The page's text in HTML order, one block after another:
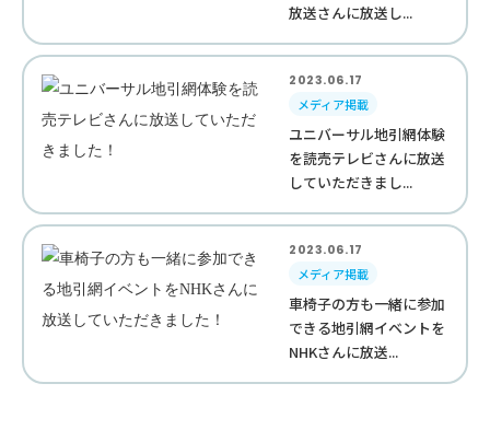
放送さんに放送し...
2023.06.17
メディア掲載
ユニバーサル地引網体験
を読売テレビさんに放送
していただきまし...
2023.06.17
メディア掲載
車椅子の方も一緒に参加
できる地引網イベントを
NHKさんに放送...